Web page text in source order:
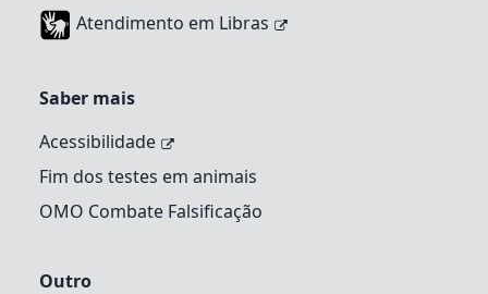
Atendimento em Libras
Saber mais
Acessibilidade
Fim dos testes em animais
OMO Combate Falsificação
Outro